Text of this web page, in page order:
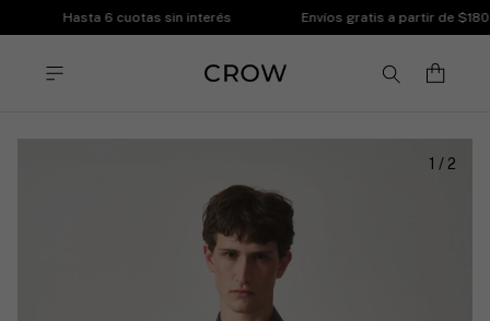
Hasta 6 cuotas sin interés Envíos gratis a partir de
1 / 2